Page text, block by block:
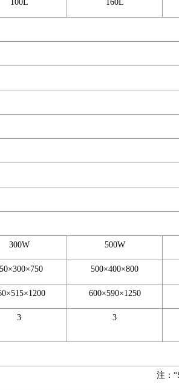
100L 160L
300W 500W
500×400×800
600×590×1250
3 3
注：